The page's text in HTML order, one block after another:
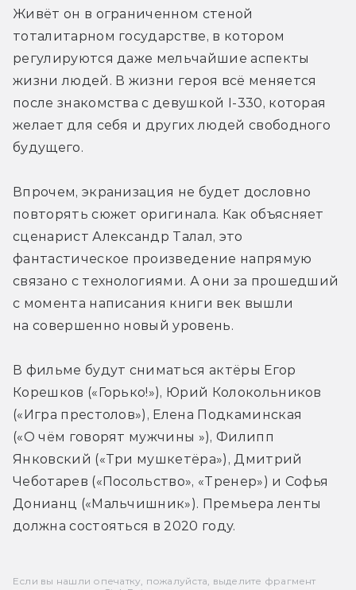
Живёт он в ограниченном стеной
тоталитарном государстве, в котором
регулируются даже мельчайшие аспекты
жизни людей. В жизни героя всё меняется
после знакомства с девушкой I-330, которая
желает для себя и других людей свободного
будущего.
Впрочем, экранизация не будет дословно
повторять сюжет оригинала. Как объясняет
сценарист Александр Талал, это
фантастическое произведение напрямую
связано с технологиями. А они за прошедший
с момента написания книги век вышли
на совершенно новый уровень.
В фильме будут сниматься актёры Егор
Корешков («Горько!»), Юрий Колокольников
(«Игра престолов»), Елена Подкаминская
(«О чём говорят мужчины »), Филипп
Янковский («Три мушкетёра»), Дмитрий
Чеботарев («Посольство», «Тренер») и Софья
Донианц («Мальчишник»). Премьера ленты
должна состояться в 2020 году.
Если вы нашли опечатку, пожалуйста, выделите фрагмент